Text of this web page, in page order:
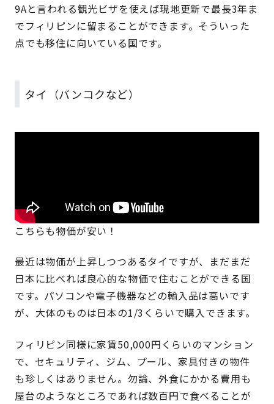
9Aと言われる観光ビザを使えば現地更新で最長3年ま
でフィリピンに留まることができます。そういった
点でも移住に向いている国です。
タイ（バンコクなど）
こちらも物価が安い！
最近は物価が上昇しつつあるタイですが、まだまだ
日本に比べれば良心的な物価で住むことができる国
です。パソコンや電子機器などの輸入品は高いです
が、大体のものは日本の1/3くらいで購入できます。
フィリピン同様に家賃50,000円くらいのマンション
で、セキュリティ、ジム、プール、家具付きの物件
も珍しくはありません。勿論、外食にかかる費用も
屋台のようなところであれば数百円で食べることが